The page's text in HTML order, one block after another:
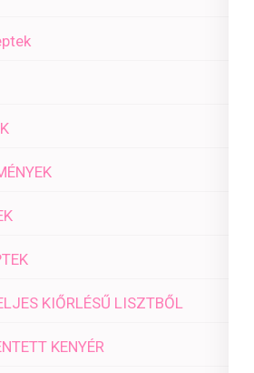
KIŐRLÉSŰ LISZTBŐL
KENYÉR